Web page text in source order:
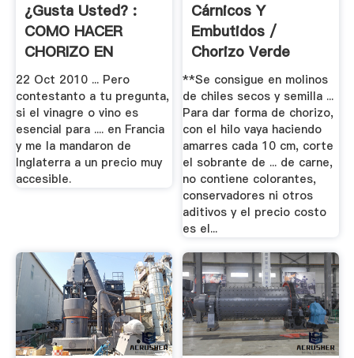
¿Gusta Usted? :
COMO HACER
CHORIZO EN
CASA..
22 Oct 2010 ... Pero
contestanto a tu pregunta,
si el vinagre o vino es
esencial para .... en Francia
y me la mandaron de
Inglaterra a un precio muy
accesible.
Cárnicos Y
Embutidos /
Chorizo Verde
**Se consigue en molinos
de chiles secos y semilla ...
Para dar forma de chorizo,
con el hilo vaya haciendo
amarres cada 10 cm, corte
el sobrante de ... de carne,
no contiene colorantes,
conservadores ni otros
aditivos y el precio costo
es el...